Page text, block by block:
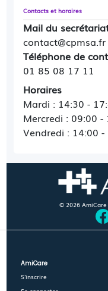
Contacts et horaires
Mail du
contact@cpmsa.fr
Téléphone de
01 85 08 17 11
Horaires
Mardi : 14:30 -
Mercredi : 09:00 -
Vendredi : 14:00 -
© 2026
AmiCare
S'inscrire